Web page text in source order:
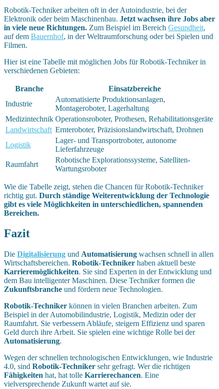
Robotik-Techniker arbeiten oft in der Autoindustrie, bei der
Elektronik oder beim Maschinenbau. Jetzt wachsen ihre Jobs aber
in viele neue Richtungen. Zum Beispiel im Bereich Gesundheit,
auf dem Bauernhof, in der Weltraumforschung oder bei Spielen und
Filmen.
Hier ist eine Tabelle mit möglichen Jobs für Robotik-Techniker in
verschiedenen Gebieten:
Branche
Einsatzbereiche
Industrie
Automatisierte Produktionsanlagen,
Montageroboter, Lagerhaltung
Medizintechnik Operationsroboter, Prothesen, Rehabilitationsgeräte
Landwirtschaft Ernteroboter, Präzisionslandwirtschaft, Drohnen
Logistik
Lager- und Transportroboter, autonome
Lieferfahrzeuge
Raumfahrt
Robotische Explorationssysteme, Satelliten-
Wartungsroboter
Wie die Tabelle zeigt, stehen die Chancen für Robotik-Techniker
richtig gut. Durch ständige Weiterentwicklung der Technologie
gibt es viele Möglichkeiten in unterschiedlichen, spannenden
Bereichen.
Fazit
Die Digitalisierung und Automatisierung wachsen schnell in allen
Wirtschaftsbereichen. Robotik-Techniker haben aktuell beste
Karrieremöglichkeiten. Sie sind Experten in der Entwicklung und
dem Bau intelligenter Maschinen. Diese Techniker formen die
Zukunftsbranche und fördern neue Technologien.
Robotik-Techniker können in vielen Branchen arbeiten. Zum
Beispiel in der Automobilindustrie, Logistik, Medizin oder der
Raumfahrt. Sie verbessern Abläufe, steigern Effizienz und sparen
Geld durch ihre Arbeit. Sie spielen eine wichtige Rolle bei der
Automatisierung.
Wegen der schnellen technologischen Entwicklungen, wie Industrie
4.0, sind Robotik-Techniker sehr gefragt. Wer die richtigen
Fähigkeiten hat, hat tolle Karrierechancen. Eine
vielversprechende Zukunft wartet auf sie.